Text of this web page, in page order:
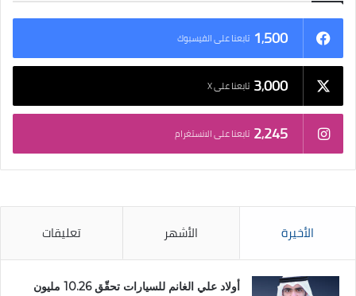
1٬500 تابعنا على الفيسبوك
3٬000 تابعنا على X
2٬245 تابعنا على الانستغرام
الأخيرة الأشهر تعليقات
أولاد علي الغانم للسيارات تحقّق 10.26 مليون